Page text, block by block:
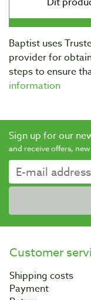
Baptist uses
provider for
steps to ensure
information
Sign up for our
and receive offers,
Customer
Shipping costs
Payment